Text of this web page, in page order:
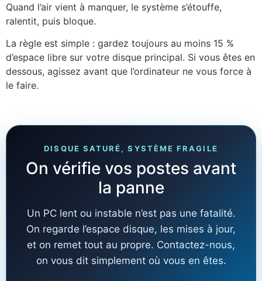
Quand l’air vient à manquer, le système s’étouffe,
ralentit, puis bloque.
La règle est simple : gardez toujours au moins 15 %
d’espace libre sur votre disque principal. Si vous êtes en
dessous, agissez avant que l’ordinateur ne vous force à
le faire.
DISQUE SATURÉ, SYSTÈME FRAGILE
On vérifie vos postes avant
la panne
Un PC lent ou instable n’est pas une fatalité.
On regarde l’espace disque, les mises à jour,
et on remet tout au propre. Contactez-nous,
on vous dit simplement où vous en êtes.